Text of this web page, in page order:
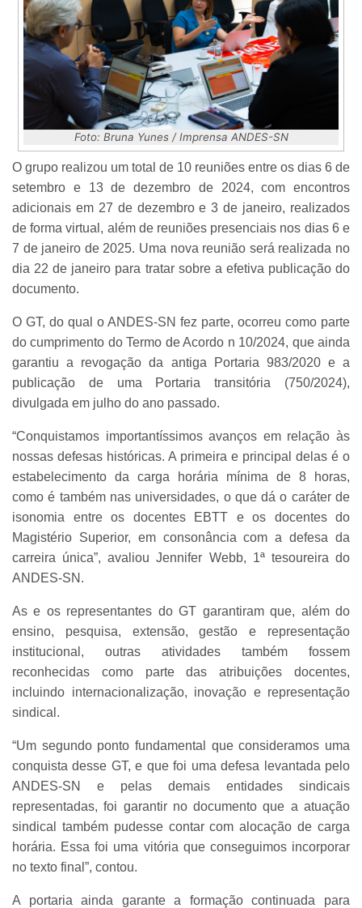
Foto: Bruna Yunes / Imprensa ANDES-SN
O grupo realizou um total de 10 reuniões entre os dias 6 de
setembro e 13 de dezembro de 2024, com encontros
adicionais em 27 de dezembro e 3 de janeiro, realizados
de forma virtual, além de reuniões presenciais nos dias 6 e
7 de janeiro de 2025. Uma nova reunião será realizada no
dia 22 de janeiro para tratar sobre a efetiva publicação do
documento.
O GT, do qual o ANDES-SN fez parte, ocorreu como parte
do cumprimento do Termo de Acordo n 10/2024, que ainda
garantiu a revogação da antiga Portaria 983/2020 e a
publicação de uma Portaria transitória (750/2024),
divulgada em julho do ano passado.
“Conquistamos importantíssimos avanços em relação às
nossas defesas históricas. A primeira e principal delas é o
estabelecimento da carga horária mínima de 8 horas,
como é também nas universidades, o que dá o caráter de
isonomia entre os docentes EBTT e os docentes do
Magistério Superior, em consonância com a defesa da
carreira única”, avaliou Jennifer Webb, 1ª tesoureira do
ANDES-SN.
As e os representantes do GT garantiram que, além do
ensino, pesquisa, extensão, gestão e representação
institucional, outras atividades também fossem
reconhecidas como parte das atribuições docentes,
incluindo internacionalização, inovação e representação
sindical.
“Um segundo ponto fundamental que consideramos uma
conquista desse GT, e que foi uma defesa levantada pelo
ANDES-SN e pelas demais entidades sindicais
representadas, foi garantir no documento que a atuação
sindical também pudesse contar com alocação de carga
horária. Essa foi uma vitória que conseguimos incorporar
no texto final”, contou.
A portaria ainda garante a formação continuada para